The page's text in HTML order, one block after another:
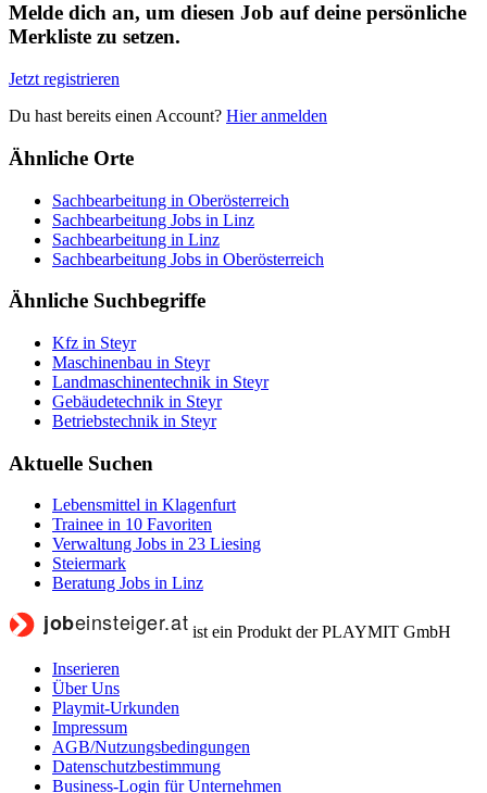
Melde dich an, um diesen Job auf deine persönliche
Merkliste zu setzen.
Jetzt registrieren
Du hast bereits einen Account? Hier anmelden
Ähnliche Orte
Sachbearbeitung in Oberösterreich
Sachbearbeitung Jobs in Linz
Sachbearbeitung in Linz
Sachbearbeitung Jobs in Oberösterreich
Ähnliche Suchbegriffe
Kfz in Steyr
Maschinenbau in Steyr
Landmaschinentechnik in Steyr
Gebäudetechnik in Steyr
Betriebstechnik in Steyr
Aktuelle Suchen
Lebensmittel in Klagenfurt
Trainee in 10 Favoriten
Verwaltung Jobs in 23 Liesing
Steiermark
Beratung Jobs in Linz
ist ein Produkt der PLAYMIT GmbH
Inserieren
Über Uns
Playmit-Urkunden
Impressum
AGB/Nutzungsbedingungen
Datenschutzbestimmung
Business-Login für Unternehmen